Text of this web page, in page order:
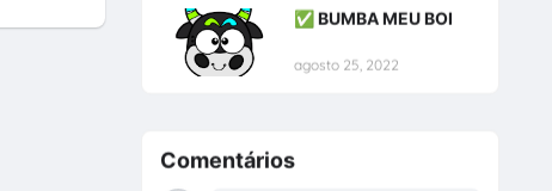
✅ BUMBA MEU BOI
agosto 25, 2022
Comentários